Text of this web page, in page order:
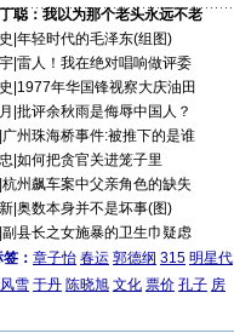
聪：我以为那个老头永远不老
年轻时代的毛泽东(组图)
| 雷人！我在绝对唱响做评委
1977年华国锋视察大庆油田
批评余秋雨是侮辱中国人？
广州珠海桥事件:被推下的是谁
如何把贪官关进笼子里
杭州飙车案中父亲角色的缺失
| 奥数本身并不是坏事(图)
副县长之女施暴的卫生巾疑虑
： 章子怡 春运 郭德纲 315 明星代
雪 于丹 陈晓旭 文化 票价 孔子 房